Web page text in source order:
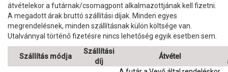
átvételekor a futárnak/csomagpont alkalmazottjának kell fizetni.
A megadott árak bruttó szállítási díjak. Minden egyes
megrendelésnek, minden szállításnak külön költsége van.
Utalvánnyal történő fizetésre nincs lehetőség egyik esetben sem.
Szállítás módja
Szállítási
díj
Átvétel